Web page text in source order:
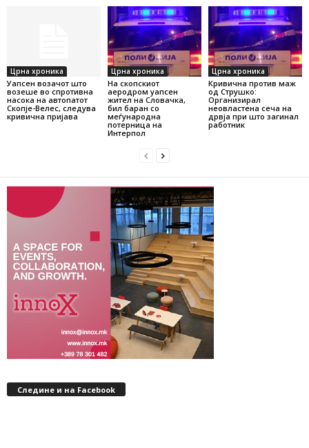
Црна хроника
Уапсен возачот што
возеше во спротивна
насока на автопатот
Скопје-Велес, следува
кривична пријава
Црна хроника
На скопскиот
аеродром уапсен
жител на Словачка,
бил баран со
меѓународна
потерница на
Интерпол
Црна хроника
Кривична против маж
од Струшко:
Организирал
неовластена сеча на
дрвја при што загинал
работник
Следине и на Facebook